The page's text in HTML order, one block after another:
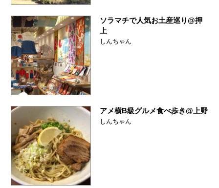
ソラマチで人気お土産巡り@押
上
しんちゃん
アメ横B級グルメ食べ歩き@上野
しんちゃん